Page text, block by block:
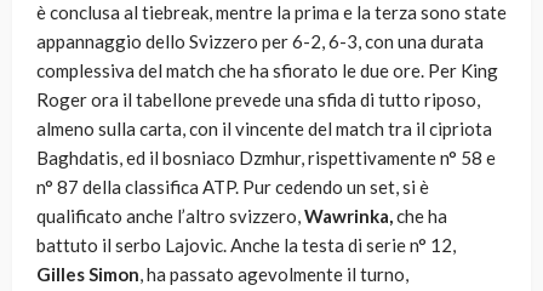
è conclusa al tiebreak, mentre la prima e la terza sono state
appannaggio dello Svizzero per 6-2, 6-3, con una durata
complessiva del match che ha sfiorato le due ore. Per King
Roger ora il tabellone prevede una sfida di tutto riposo,
almeno sulla carta, con il vincente del match tra il cipriota
Baghdatis, ed il bosniaco Dzmhur, rispettivamente n° 58 e
n° 87 della classifica ATP. Pur cedendo un set, si è
qualificato anche l’altro svizzero,Wawrinka,che ha
battuto il serbo Lajovic. Anche la testa di serie n° 12,
Gilles Simon, ha passato agevolmente il turno,